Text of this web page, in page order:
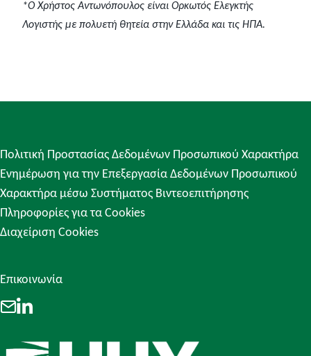
*Ο Χρήστος Αντωνόπουλος είναι Ορκωτός Ελεγκτής
Λογιστής με πολυετή θητεία στην Ελλάδα και τις HΠΑ.
Πολιτική Προστασίας Δεδομένων Προσωπικού Χαρακτήρα
Ενημέρωση για την Επεξεργασία Δεδομένων Προσωπικού
Χαρακτήρα μέσω Συστήματος Βιντεοεπιτήρησης
Πληροφορίες για τα Cookies
Διαχείριση Cookies
Επικοινωνία
EmailLinkedIn